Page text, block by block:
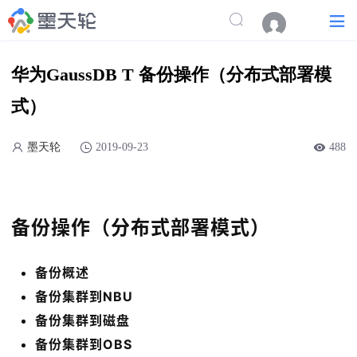
华为GaussDB T 备份操作（分布式部署模
式）
墨天轮 2019-09-23 488
备份操作（分布式部署模式）
备份概述
备份集群到NBU
备份集群到磁盘
备份集群到OBS